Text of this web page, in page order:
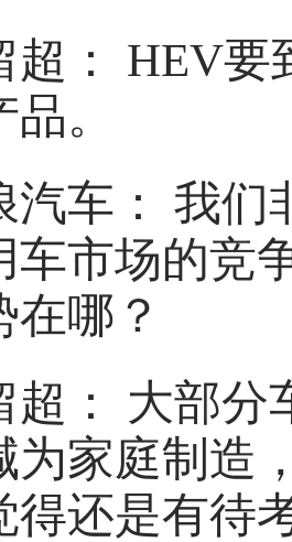
HEV要
。
： 我们
车市场的竞
在哪？
大部分
为家庭制造
得还是有待